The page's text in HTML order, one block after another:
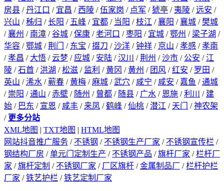
房县 /丹江口 / 宜昌 / 西陵 /伍家岗 / 点军 /猇亭 / 夷陵 /远安 /
兴山 /秭归 /长阳 / 五峰 / 宜都 / 当阳 /枝江 /襄阳 /襄城 /樊城
/襄州 / 南漳 /谷城 /保康 /老河口 /枣阳 / 宜城 /鄂州 / 梁子湖 /
华容 /鄂城 /荆门 / 东宝 /掇刀 /沙洋 /钟祥 / 京山 /孝感 /孝南
/孝昌 / 大悟 /云梦 / 应城 / 安陆 /汉川 /荆州 /沙市 / 公安 / 江
陵 /石首 / 洪湖 /松滋 / 监利 /黄冈 /黄州 / 团风 /红安 / 罗田 /
英山 /浠水 /蕲春 /黄梅 / 麻城 /武穴 / 咸宁 / 咸安 / 嘉鱼 /通城
/ 崇阳 /通山 /赤壁 / 随州 / 曾都 / 随县 / 广水 / 恩施 /利川 / 建
始 / 巴东 / 宣恩 / 咸丰 / 来凤 /鹤峰 /仙桃 /潜江 / 天门 /神农架
/ 更多分站
XML地图 | TXT地图 | HTML地图
网站抖音推广服务 / 不锈钢 / 不锈钢生产厂家 / 不锈钢宣传栏 /
钢结构厂房 /单元门定制生产 / 不锈钢产品 /旗杆厂家 /栏杆厂
家 /旗杆定制 / 不锈钢厂家 / 厂区旗杆 /金属制品厂 /栏杆护栏
厂家 /铁艺护栏 /铁艺定制厂家